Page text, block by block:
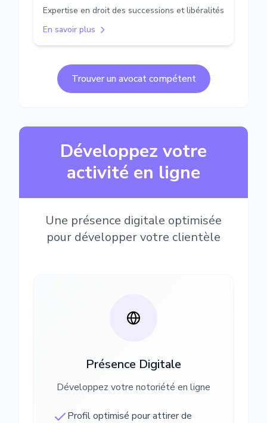
Expertise en droit des successions et libéralités
En savoir plus
Trouver un avocat compétent
Développez votre
activité en ligne
Une présence digitale optimisée
pour développer votre clientèle
Présence Digitale
Développez votre notoriété en ligne
Profil optimisé pour attirer de